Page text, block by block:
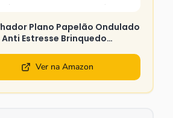
Plano Papelão Ondulado
Anti Estresse Brinquedo…
Ver na Amazon